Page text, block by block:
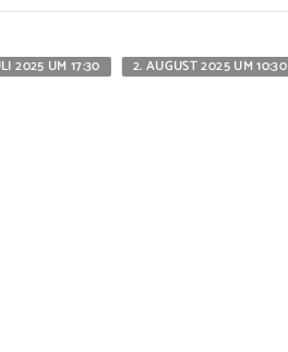
2025 UM 17:30 2. AUGUST 2025 UM 10:30